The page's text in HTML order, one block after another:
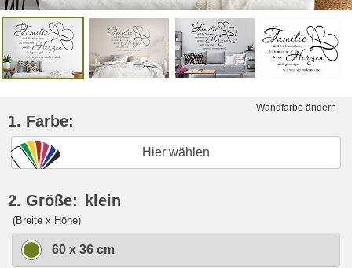
Wandfarbe ändern
1. Farbe:
Hier wählen
2. Größe: klein
(Breite x Höhe)
60 x 36 cm